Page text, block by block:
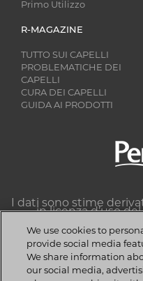
Primo Utilizzo
R-MAGAZINE
TUTTO SUI CAPELLI
PROBLEMATICHE DEI
CAPELLI
CURA DEI CAPELLI
GUIDA AI PRODOTTI
I dati sono stime
in licenza d’uso
out unità e valori
QuintilesIMS si
compresi i diritti di
Copyright © 2018
We use cookies to
provide social media
We share information
our social media,